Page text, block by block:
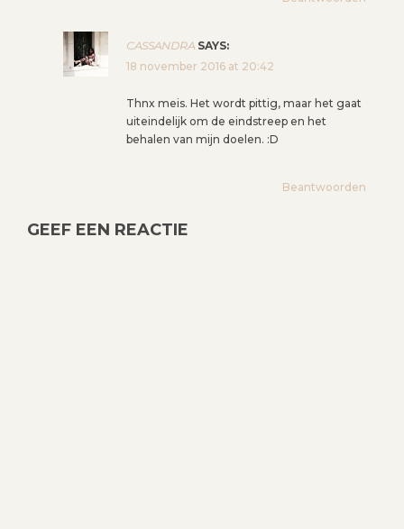
CASSANDRA SAYS:
18 november 2016 at 20:42
Thnx meis. Het wordt pittig, maar het gaat
uiteindelijk om de eindstreep en het
behalen van mijn doelen. :D
Beantwoorden
GEEF EEN REACTIE